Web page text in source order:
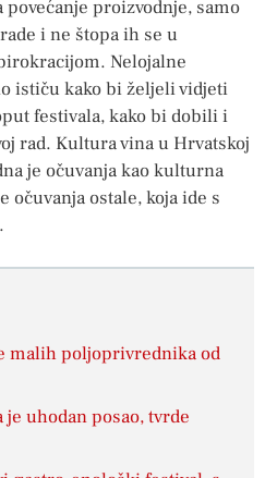
proizvodnje, samo
i ne štopa ih se u
Nelojalne
ističu kako bi željeli vidjeti
festivala, kako bi dobili i
rad. Kultura vina u Hrvatskoj
je očuvanja kao kulturna
očuvanja ostale, koja ide s
malih poljoprivrednika od
uhodan posao, tvrde